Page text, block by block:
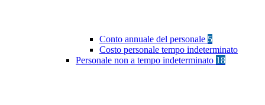
Conto annuale del personale 5
Costo personale tempo indeterminato
Personale non a tempo indeterminato 18